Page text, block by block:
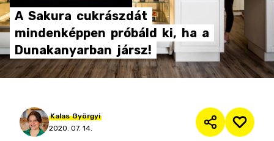
A Sakura cukrászdát
mindenképpen próbáld ki, ha a
Dunakanyarban jársz!
Kalas Györgyi
2020. 07. 14.